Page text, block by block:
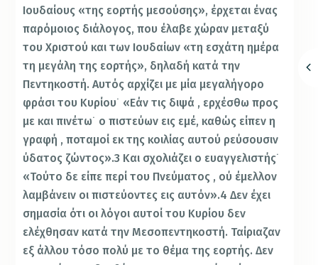
Ιουδαίους «της εορτής μεσούσης», έρχεται ένας
παρόμοιος διάλογος, που έλαβε χώραν μεταξύ
του Χριστού και των Ιουδαίων «τη εσχάτη ημέρα
τη μεγάλη της εορτής», δηλαδή κατά την
Πεντηκοστή. Αυτός αρχίζει με μία μεγαλήγορο
φράσι του Κυρίου˙ «Εάν τις διψά , ερχέσθω προς
με και πινέτω˙ ο πιστεύων εις εμέ, καθώς είπεν η
γραφή , ποταμοί εκ της κοιλίας αυτού ρεύσουσιν
ύδατος ζώντος».3 Και σχολιάζει ο ευαγγελιστής˙
«Τούτο δε είπε περί του Πνεύματος , ού έμελλον
λαμβάνειν οι πιστεύοντες εις αυτόν».4 Δεν έχει
σημασία ότι οι λόγοι αυτοί του Κυρίου δεν
ελέχθησαν κατά την Μεσοπεντηκοστή. Ταίριαζαν
εξ άλλου τόσο πολύ με το θέμα της εορτής. Δεν